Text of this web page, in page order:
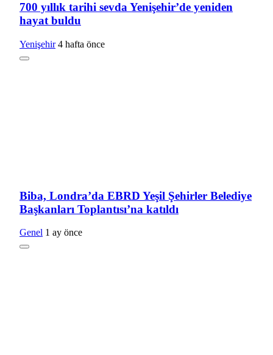
700 yıllık tarihi sevda Yenişehir’de yeniden
hayat buldu
Yenişehir 4 hafta önce
Biba, Londra’da EBRD Yeşil Şehirler Belediye
Başkanları Toplantısı’na katıldı
Genel 1 ay önce